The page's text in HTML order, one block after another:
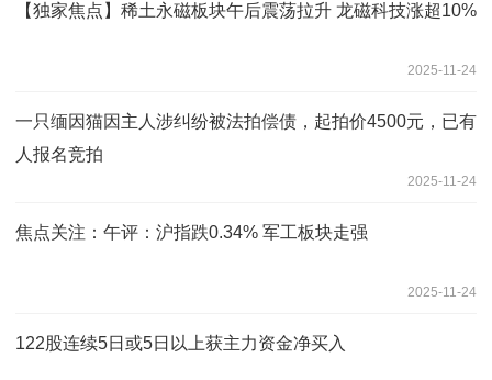
【独家焦点】稀土永磁板块午后震荡拉升 龙磁科技涨超10%
2025-11-24
一只缅因猫因主人涉纠纷被法拍偿债，起拍价4500元，已有
人报名竞拍
2025-11-24
焦点关注：午评：沪指跌0.34% 军工板块走强
2025-11-24
122股连续5日或5日以上获主力资金净买入